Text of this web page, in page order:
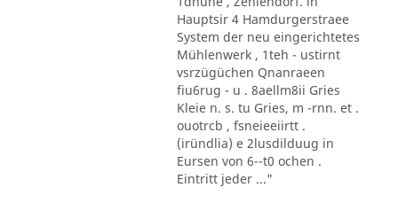
Hauptsir 4 Hamdurgerstraee
System der neu eingerichtetes
Mühlenwerk , 1teh - ustirnt
vsrzügüchen Qnanraeen
fiu6rug - u . 8aellm8ii Gries
Kleie n. s. tu Gries, m -rnn. et .
ouotrcb , fsneieeiirtt .
(iründlia) e 2lusdilduug in
Eursen von 6--t0 ochen .
Eintritt jeder ..."